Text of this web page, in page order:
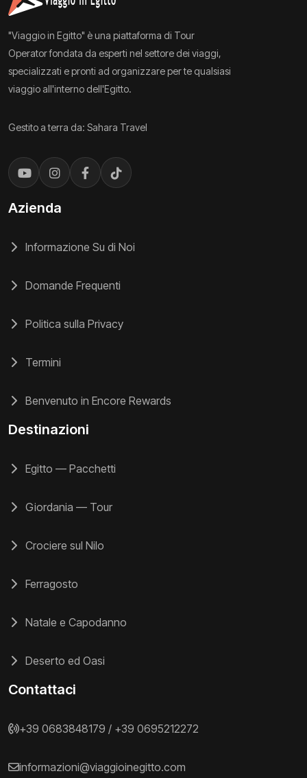
"Viaggio in Egitto" è una piattaforma di Tour
Operator fondata da esperti nel settore dei viaggi,
specializzati e pronti ad organizzare per te qualsiasi
viaggio all'interno dell'Egitto.
Gestito a terra da: Sahara Travel
Azienda
Informazione Su di Noi
Domande Frequenti
Politica sulla Privacy
Termini
Benvenuto in Encore Rewards
Destinazioni
Egitto — Pacchetti
Giordania — Tour
Crociere sul Nilo
Ferragosto
Natale e Capodanno
Deserto ed Oasi
Contattaci
+39 0683848179 / +39 0695212272
informazioni@viaggioinegitto.com